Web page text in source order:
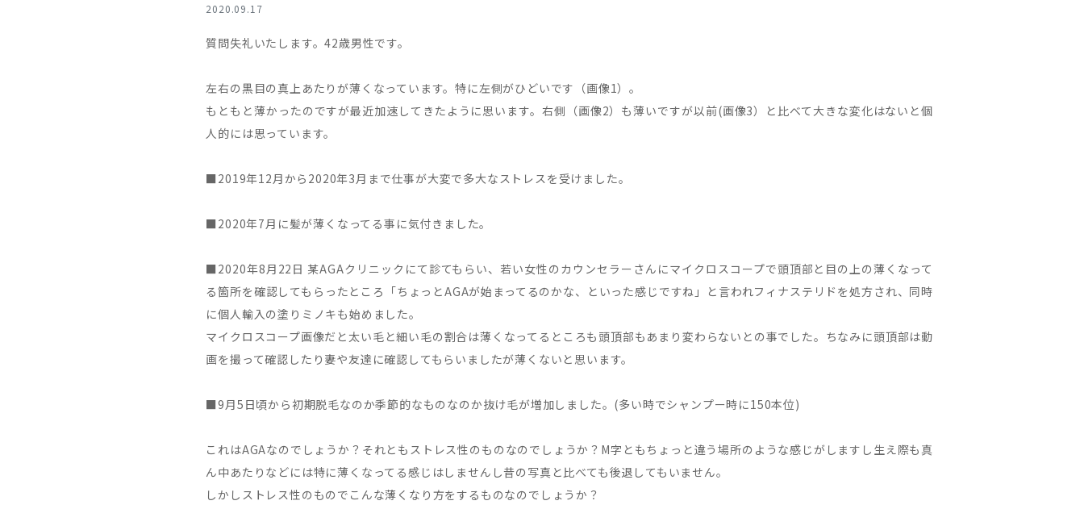
2020.09.17
質問失礼いたします。42歳男性です。
左右の黒目の真上あたりが薄くなっています。特に左側がひどいです（画像1）。
もともと薄かったのですが最近加速してきたように思います。右側（画像2）も薄いですが以前(画像3）と比べて大きな変化はないと個
人的には思っています。
■2019年12月から2020年3月まで仕事が大変で多大なストレスを受けました。
■2020年7月に髪が薄くなってる事に気付きました。
■2020年8月22日 某AGAクリニックにて診てもらい、若い女性のカウンセラーさんにマイクロスコープで頭頂部と目の上の薄くなって
る箇所を確認してもらったところ「ちょっとAGAが始まってるのかな、といった感じですね」と言われフィナステリドを処方され、同時
に個人輸入の塗りミノキも始めました。
マイクロスコープ画像だと太い毛と細い毛の割合は薄くなってるところも頭頂部もあまり変わらないとの事でした。ちなみに頭頂部は動
画を撮って確認したり妻や友達に確認してもらいましたが薄くないと思います。
■9月5日頃から初期脱毛なのか季節的なものなのか抜け毛が増加しました。(多い時でシャンプー時に150本位)
これはAGAなのでしょうか？それともストレス性のものなのでしょうか？M字ともちょっと違う場所のような感じがしますし生え際も真
ん中あたりなどには特に薄くなってる感じはしませんし昔の写真と比べても後退してもいません。
しかしストレス性のものでこんな薄くなり方をするものなのでしょうか？